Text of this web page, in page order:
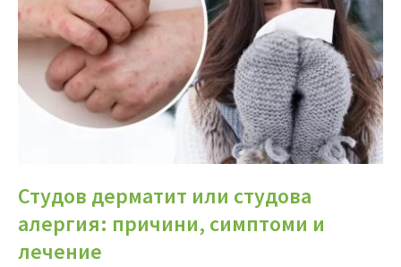
Студов дерматит или студова
алергия: причини, симптоми и
лечение